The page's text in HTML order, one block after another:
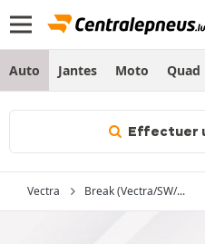
Auto Jantes Moto Quad
Effectuer
Vectra Break (Vectra/SW/...